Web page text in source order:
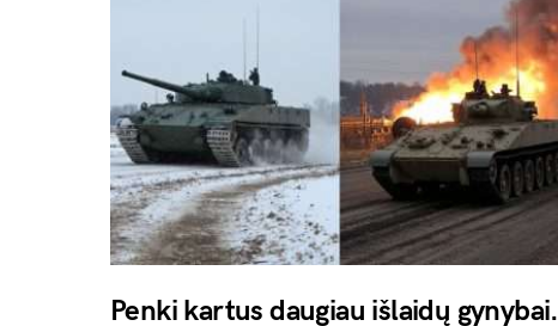
Penki kartus daugiau išlaidų gynybai.